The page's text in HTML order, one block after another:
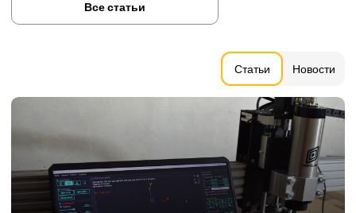
Статьи Новости
Все статьи